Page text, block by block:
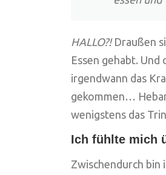
HALLO?!Draußen
Essen gehabt.
irgendwann das
gekommen…
wenigstens das
Ich fühlte mich
Zwischendurch bin